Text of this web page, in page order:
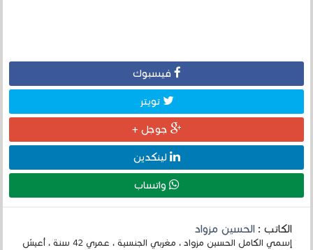
فيسبوك
تويتر
جوجل +
لينكدين
واتساب
الكاتب :الحسين مزواد
إسمي الكامل الحسين مزواد ، مغربي الجنسية ، عمري 42 سنة ، أعيش